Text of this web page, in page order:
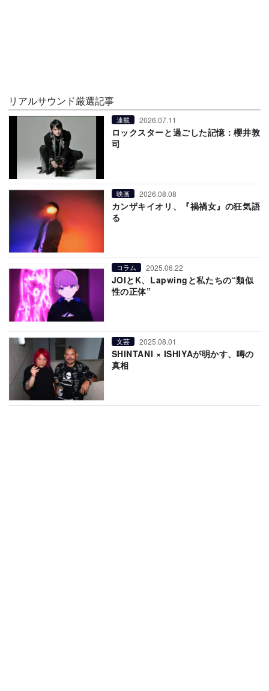
リアルサウンド厳選記事
連載 2026.07.11
ロックスターと過ごした記憶：櫻井敦
司
映画 2026.08.08
カンザキイオリ、『禍禍女』の狂気語
る
コラム 2025.06.22
JOIとK、Lapwingと私たちの“類似
性の正体”
文芸 2025.08.01
SHINTANI × ISHIYAが明かす、噂の
真相